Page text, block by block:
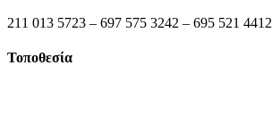
211 013 5723 – 697 575 3242 – 695 521 4412
Τοποθεσία